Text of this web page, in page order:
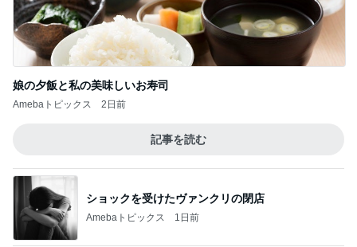
ショックを受けたヴァンクリの閉店
Amebaトピックス 1日前
Amebaトピックス 15時間前
假屋崎省吾 軽井沢駅構内のダリア
Amebaトピックス 1日前